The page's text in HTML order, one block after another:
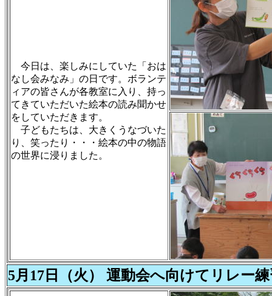
今日は、楽しみにしていた「おは
なし会みなみ」の日です。ボランテ
ィアの皆さんが各教室に入り、持っ
てきていただいた絵本の読み聞かせ
をしていただきます。
子どもたちは、大きくうなづいた
り、笑ったり・・・絵本の中の物語
の世界に浸りました。
5月17日（火） 運動会へ向けてリレー